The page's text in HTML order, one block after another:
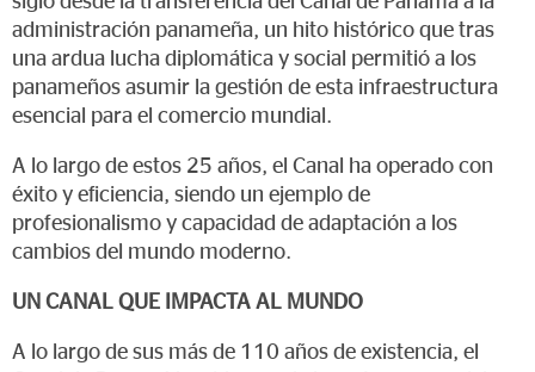
administración panameña, un hito histórico que tras
una ardua lucha diplomática y social permitió a los
panameños asumir la gestión de esta infraestructura
esencial para el comercio mundial.
A lo largo de estos 25 años, el Canal ha operado con
éxito y eficiencia, siendo un ejemplo de
profesionalismo y capacidad de adaptación a los
cambios del mundo moderno.
UN CANAL QUE IMPACTA AL MUNDO
A lo largo de sus más de 110 años de existencia, el